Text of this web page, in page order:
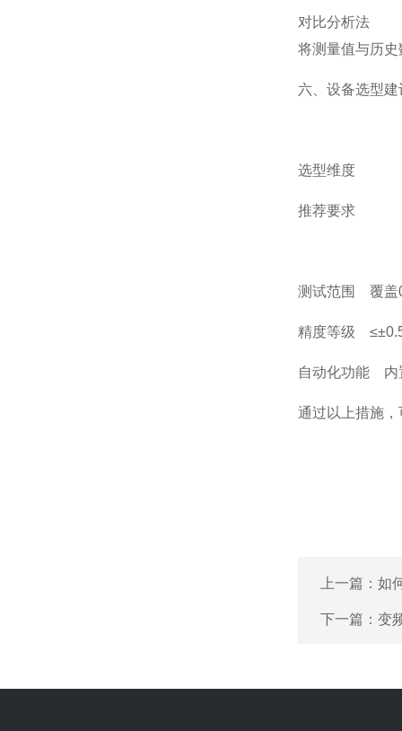
‌对比分析法‌
将测量值与历
六、设备选型建
‌选型维度‌
‌推荐要求‌
测试范围 覆盖
精度等级
自动化功能 内
通过以上措施
上一篇： 如
下一篇： 变